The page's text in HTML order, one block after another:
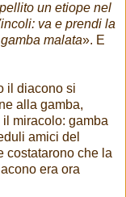
un etiope nel
va e prendi la
malata». E
il diacono si
alla gamba,
miracolo: gamba
amici del
costatarono che la
era ora